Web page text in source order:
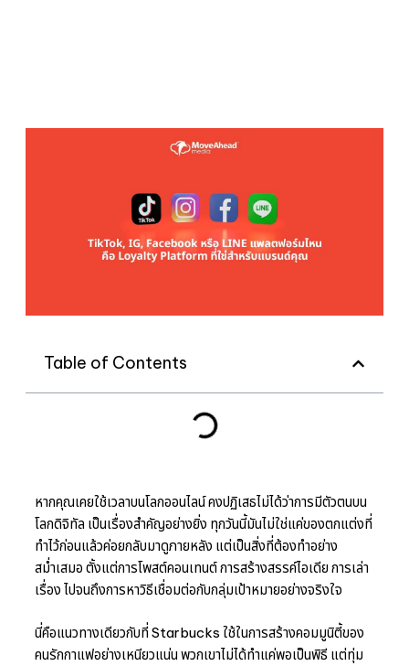
Table of Contents
หากคุณเคยใช้เวลาบนโลกออนไลน์ คงปฏิเสธไม่ได้ว่าการมีตัวตนบน
โลกดิจิทัล เป็นเรื่องสำคัญอย่างยิ่ง ทุกวันนี้มันไม่ใช่แค่ของตกแต่งที่
ทำไว้ก่อนแล้วค่อยกลับมาดูภายหลัง แต่เป็นสิ่งที่ต้องทำอย่าง
สม่ำเสมอ ตั้งแต่การโพสต์คอนเทนต์ การสร้างสรรค์ไอเดีย การเล่า
เรื่อง ไปจนถึงการหาวิธีเชื่อมต่อกับกลุ่มเป้าหมายอย่างจริงใจ
นี่คือแนวทางเดียวกับที่ Starbucks ใช้ในการสร้างคอมมูนิตี้ของ
คนรักกาแฟอย่างเหนียวแน่น พวกเขาไม่ได้ทำแค่พอเป็นพิธี แต่ทุ่ม